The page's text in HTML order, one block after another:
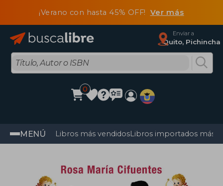
¡Verano con hasta 45% OFF! Ver más
Enviar a
Quito, Pichincha
0
MENÚ Libros más vendidosLibros importados más